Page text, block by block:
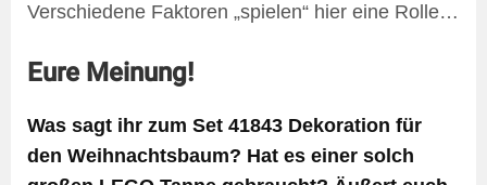
Verschiedene Faktoren „spielen“ hier eine Rolle…
Eure Meinung!
Was sagt ihr zum Set 41843 Dekoration für
den Weihnachtsbaum? Hat es einer solch